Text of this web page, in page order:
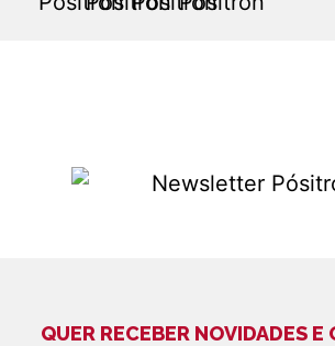
QUER RECEBER NOVIDADES E